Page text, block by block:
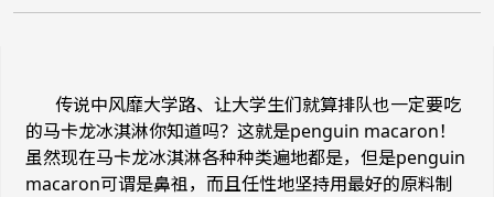
传说中风靡大学路、让大学生们就算排队也一定要吃
的马卡龙冰淇淋你知道吗？这就是penguin macaron！
虽然现在马卡龙冰淇淋各种种类遍地都是，但是penguin
macaron可谓是鼻祖，而且任性地坚持用最好的原料制